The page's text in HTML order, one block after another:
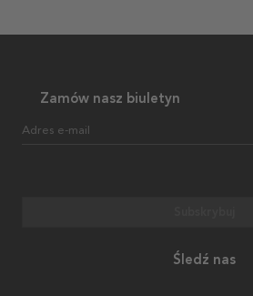
Zamów nasz biuletyn
Adres e-mail
Śledź nas